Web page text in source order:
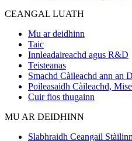
CEANGAL LUATH
Mu ar deidhinn
Taic
Innleadaireachd agus R&D
Teisteanas
Smachd Càileachd ann an
Poileasaidh Càileachd,
Cuir fios thugainn
MU AR DEIDHINN
Slabhraidh Ceangail